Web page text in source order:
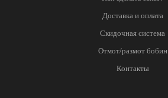
Доставка и оплата
Скидочная система
Отмот/размот бобин
Контакты